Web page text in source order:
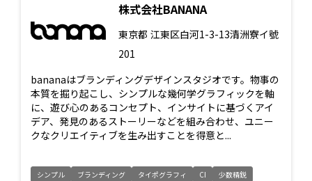
株式会社BANANA
東京都 江東区白河1-3-13清洲寮イ號
201
bananaはブランディングデザインスタジオです。物事の
本質を掘り起こし、シンプルな幾何学グラフィックを軸
に、遊び心のあるコンセプト、インサイトに基づくアイ
デア、発見のあるストーリーなどを組み合わせ、ユニー
クなクリエイティブを生み出すことを得意と...
シンプル ブランディング タイポグラフィ CI
少数精鋭